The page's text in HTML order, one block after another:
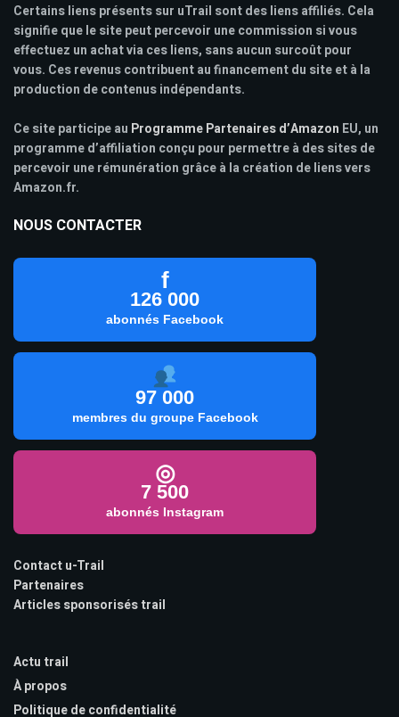
Certains liens présents sur uTrail sont des liens affiliés. Cela
signifie que le site peut percevoir une commission si vous
effectuez un achat via ces liens, sans aucun surcoût pour
vous. Ces revenus contribuent au financement du site et à la
production de contenus indépendants.
Ce site participe au Programme Partenaires d’Amazon EU, un
programme d’affiliation conçu pour permettre à des sites de
percevoir une rémunération grâce à la création de liens vers
Amazon.fr.
NOUS CONTACTER
f
126 000
abonnés Facebook
97 000
membres du groupe Facebook
◎
7 500
abonnés Instagram
Contact u-Trail
Partenaires
Articles sponsorisés trail
Actu trail
À propos
Politique de confidentialité